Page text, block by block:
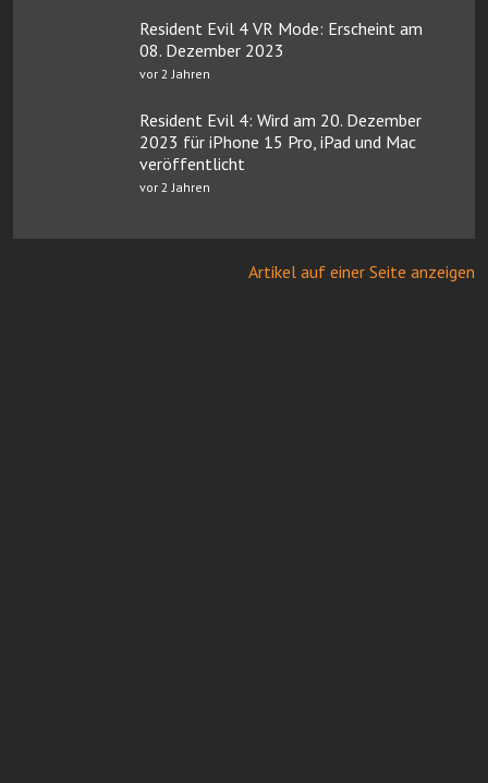
Resident Evil 4 VR Mode: Erscheint am
08. Dezember 2023
vor 2 Jahren
Resident Evil 4: Wird am 20. Dezember
2023 für iPhone 15 Pro, iPad und Mac
veröffentlicht
vor 2 Jahren
Artikel auf einer Seite anzeigen